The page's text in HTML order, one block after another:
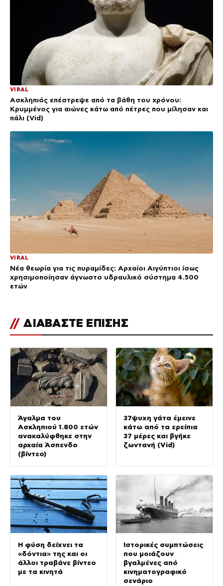
VIRAL
Ασκληπιός επέστρεψε από τα βάθη του χρόνου:
Κρυμμένος για αιώνες κάτω από πέτρες που μίλησαν και
πάλι (Vid)
VIRAL
Νέα θεωρία για τις πυραμίδες: Αρχαίοι Αιγύπτιοι ίσως
χρησιμοποίησαν άγνωστο υδραυλικό σύστημα 4.500
ετών
// ΔΙΑΒΑΣΤΕ ΕΠΙΣΗΣ
Άγαλμα του
Ασκληπιού 1.800 ετών
ανακαλύφθηκε στην
αρχαία Άσπενδο
(βίντεο)
37ψυχη γάτα έμεινε
κάτω από τα ερείπια
37 μέρες και βγήκε
ζωντανή (Vid)
Η φύση δείχνει τα
«δόντια» της και οι
άλλοι τραβάνε βίντεο
με τα κινητά
Ιστορικές συμπτώσεις
που μοιάζουν
βγαλμένες από
κινηματογραφικό
σενάριο